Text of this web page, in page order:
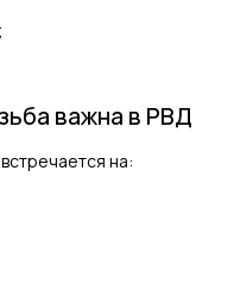
важна в РВД
на: